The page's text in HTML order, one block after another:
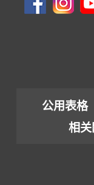
公用表格
相